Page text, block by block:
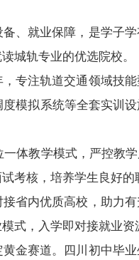
、就业保障，是学子
城轨专业的优选院校。
专注轨道交通领域技
模拟系统等全套实训
体教学模式，严控教
考核，培养学生良好的
省内优质高校，助力
式，入学即对接就业
金赛道。四川初中毕